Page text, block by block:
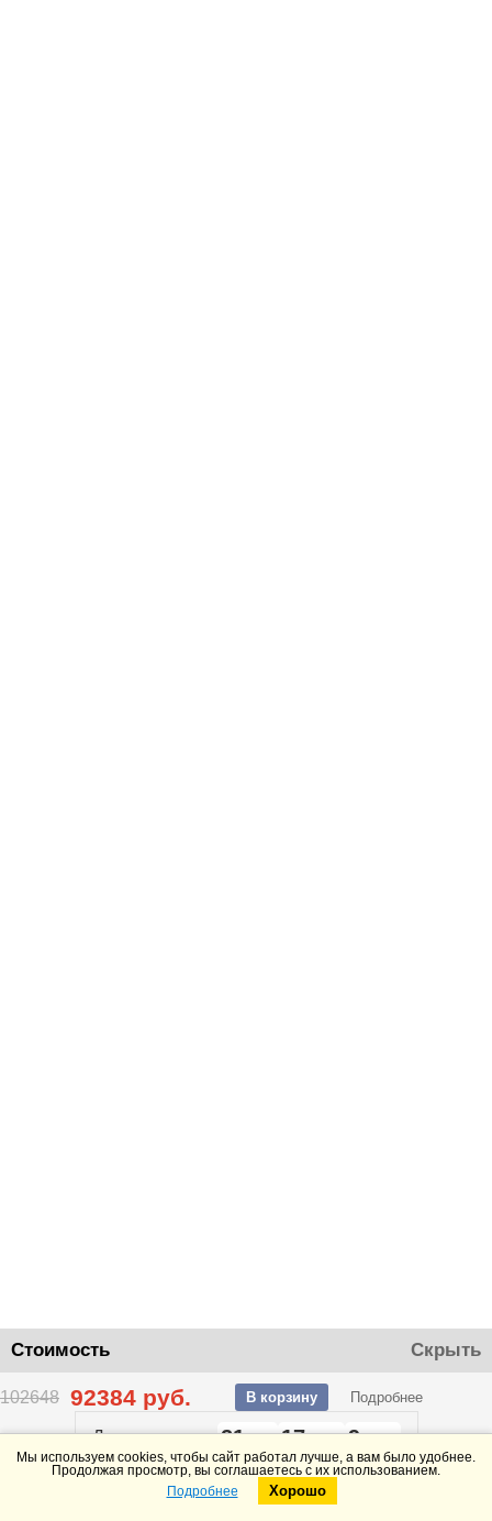
Стоимость Скрыть
102648 92384 руб. В корзину Подробнее
До конца акции21 17 9
Telegram
Мы используем cookies, чтобы сайт работал лучше, а вам было удобнее.
Продолжая просмотр, вы соглашаетесь с их использованием.
Подробнее
Хорошо